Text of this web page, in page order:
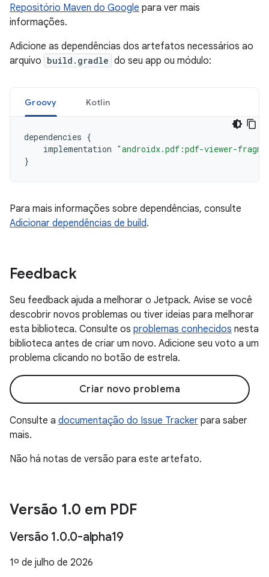
Repositório Maven do Google para ver mais
informações.
Adicione as dependências dos artefatos necessários ao
arquivo build.gradle do seu app ou módulo:
Groovy Kotlin
dependencies {
implementation "androidx.pdf:pdf-viewer-
}
Para mais informações sobre dependências, consulte
Adicionar dependências de build.
Feedback
Seu feedback ajuda a melhorar o Jetpack. Avise se você
descobrir novos problemas ou tiver ideias para melhorar
esta biblioteca. Consulte os problemas conhecidos nesta
biblioteca antes de criar um novo. Adicione seu voto a um
problema clicando no botão de estrela.
Criar novo problema
Consulte a documentação do Issue Tracker para saber
mais.
Não há notas de versão para este artefato.
Versão 1.0 em PDF
Versão 1.0.0-alpha19
1º de julho de 2026